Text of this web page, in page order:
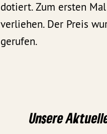
dotiert. Zum ersten
verliehen. Der Preis
gerufen.
Unsere